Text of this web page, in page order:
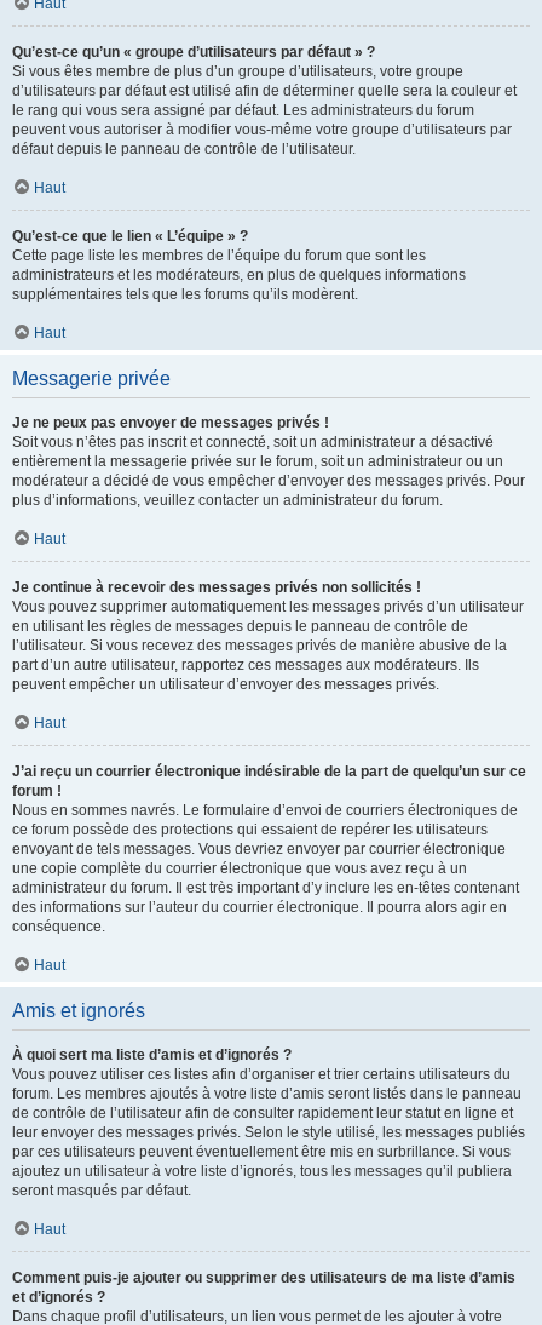
Haut
Qu’est-ce qu’un « groupe d’utilisateurs par défaut » ?
Si vous êtes membre de plus d’un groupe d’utilisateurs, votre groupe
d’utilisateurs par défaut est utilisé afin de déterminer quelle sera la couleur et
le rang qui vous sera assigné par défaut. Les administrateurs du forum
peuvent vous autoriser à modifier vous-même votre groupe d’utilisateurs par
défaut depuis le panneau de contrôle de l’utilisateur.
Haut
Qu’est-ce que le lien « L’équipe » ?
Cette page liste les membres de l’équipe du forum que sont les
administrateurs et les modérateurs, en plus de quelques informations
supplémentaires tels que les forums qu’ils modèrent.
Haut
Messagerie privée
Je ne peux pas envoyer de messages privés !
Soit vous n’êtes pas inscrit et connecté, soit un administrateur a désactivé
entièrement la messagerie privée sur le forum, soit un administrateur ou un
modérateur a décidé de vous empêcher d’envoyer des messages privés. Pour
plus d’informations, veuillez contacter un administrateur du forum.
Haut
Je continue à recevoir des messages privés non sollicités !
Vous pouvez supprimer automatiquement les messages privés d’un utilisateur
en utilisant les règles de messages depuis le panneau de contrôle de
l’utilisateur. Si vous recevez des messages privés de manière abusive de la
part d’un autre utilisateur, rapportez ces messages aux modérateurs. Ils
peuvent empêcher un utilisateur d’envoyer des messages privés.
Haut
J’ai reçu un courrier électronique indésirable de la part de quelqu’un sur ce
forum !
Nous en sommes navrés. Le formulaire d’envoi de courriers électroniques de
ce forum possède des protections qui essaient de repérer les utilisateurs
envoyant de tels messages. Vous devriez envoyer par courrier électronique
une copie complète du courrier électronique que vous avez reçu à un
administrateur du forum. Il est très important d’y inclure les en-têtes contenant
des informations sur l’auteur du courrier électronique. Il pourra alors agir en
conséquence.
Haut
Amis et ignorés
À quoi sert ma liste d’amis et d’ignorés ?
Vous pouvez utiliser ces listes afin d’organiser et trier certains utilisateurs du
forum. Les membres ajoutés à votre liste d’amis seront listés dans le panneau
de contrôle de l’utilisateur afin de consulter rapidement leur statut en ligne et
leur envoyer des messages privés. Selon le style utilisé, les messages publiés
par ces utilisateurs peuvent éventuellement être mis en surbrillance. Si vous
ajoutez un utilisateur à votre liste d’ignorés, tous les messages qu’il publiera
seront masqués par défaut.
Haut
Comment puis-je ajouter ou supprimer des utilisateurs de ma liste d’amis
et d’ignorés ?
Dans chaque profil d’utilisateurs, un lien vous permet de les ajouter à votre